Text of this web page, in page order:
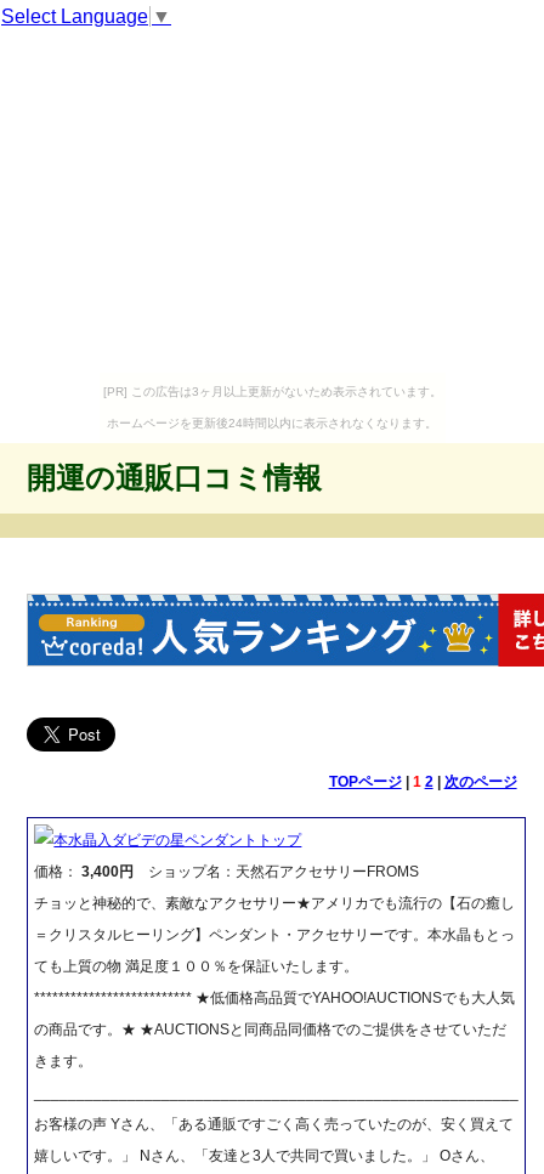
Select Language ▼
[PR] この広告は3ヶ月以上更新がないため表示されています。
ホームページを更新後24時間以内に表示されなくなります。
開運の通販口コミ情報
TOPページ| 1 2| 次のページ
本水晶入ダビデの星ペンダントトップ
価格：3,400円
ショップ名：天然石アクセサリーFROMS
チョッと神秘的で、素敵なアクセサリー★アメリカでも流行の【石の癒し
＝クリスタルヒーリング】ペンダント・アクセサリーです。本水晶もとっ
ても上質の物 満足度１００％を保証いたします。
************************** ★低価格高品質でYAHOO!AUCTIONSでも大人気
の商品です。★ ★AUCTIONSと同商品同価格でのご提供をさせていただ
きます。
お客様の声 Yさん、「ある通販ですごく高く売っていたのが、安く買えて
嬉しいです。」 Nさん、「友達と3人で共同で買いました。」 Oさん、